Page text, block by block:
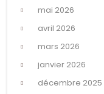
mai 2026
avril 2026
mars 2026
janvier 2026
décembre 2025